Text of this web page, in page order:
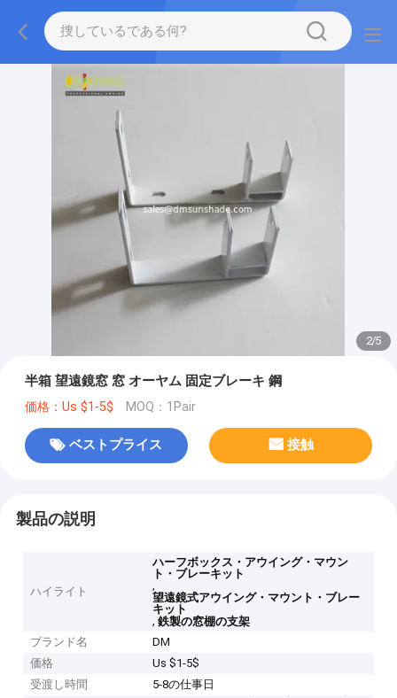
2/5
半箱 望遠鏡窓 窓 オーヤム 固定ブレーキ 鋼
価格：Us $1-5$ MOQ：1Pair
ベストプライス 接触
製品の説明
ハイライト
ハーフボックス・アウイング・マウン
ト・ブレーキット
,
望遠鏡式アウイング・マウント・ブレー
キット
,鉄製の窓棚の支架
ブランド名
DM
価格
Us $1-5$
受渡し時間
5-8の仕事日